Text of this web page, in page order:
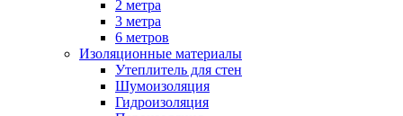
2 метра
3 метра
6 метров
Изоляционные материалы
Утеплитель для стен
Шумоизоляция
Гидроизоляция